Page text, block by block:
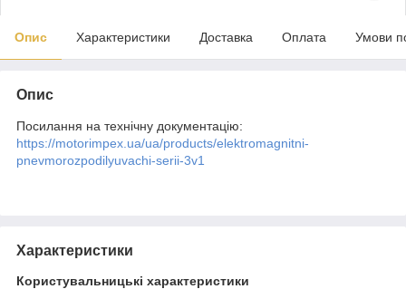
Опис Характеристики Доставка Оплата Умови
Опис
Посилання на технічну документацію:
https://motorimpex.ua/ua/products/elektromagnitni-
pnevmorozpodilyuvachi-serii-3v1
Характеристики
Користувальницькі характеристики